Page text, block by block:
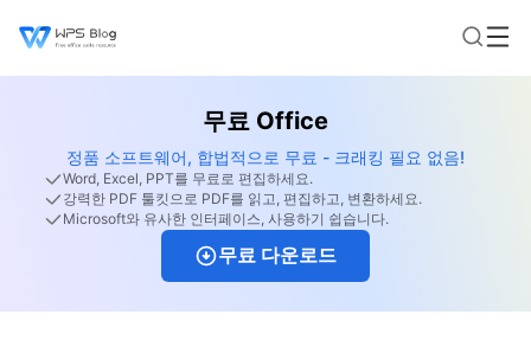
무료 Office
정품 소프트웨어, 합법적으로 무료 - 크래킹 필요 없음!
Word, Excel, PPT를 무료로 편집하세요.
강력한 PDF 툴킷으로 PDF를 읽고, 편집하고, 변환하세요.
Microsoft와 유사한 인터페이스, 사용하기 쉽습니다.
무료 다운로드